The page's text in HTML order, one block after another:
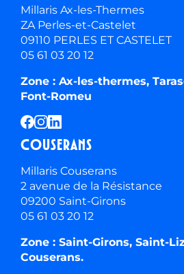
Millaris Ax-les-Thermes
ZA Perles-et-Castelet
09110 PERLES ET CASTELET
05 61 03 20 12
Zone : Ax-les-thermes,
Font-Romeu
Couserans
Millaris Couserans
2 avenue de la Résistance
09200 Saint-Girons
05 61 03 20 12
Zone : Saint-Girons, Saint-
Couserans.